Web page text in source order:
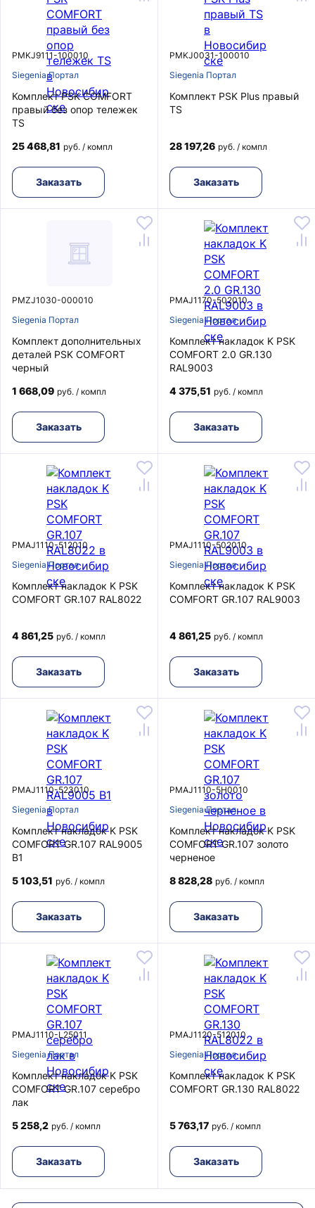
PMKJ9111-100010
Siegenia Портал
Комплект PSK COMFORT
правый без опор тележек
TS
25 468,81 руб. / компл
Заказать
PMKJ0031-100010
Siegenia Портал
Комплект PSK Plus правый
TS
28 197,26 руб. / компл
Заказать
PMZJ1030-000010
Siegenia Портал
Комплект дополнительных
деталей PSK COMFORT
черный
1 668,09 руб. / компл
Заказать
PMAJ1170-502010
Siegenia Портал
Комплект накладок K PSK
COMFORT 2.0 GR.130
RAL9003
4 375,51 руб. / компл
Заказать
PMAJ1110-512010
Siegenia Портал
Комплект накладок K PSK
COMFORT GR.107 RAL8022
4 861,25 руб. / компл
Заказать
PMAJ1110-502010
Siegenia Портал
Комплект накладок K PSK
COMFORT GR.107 RAL9003
4 861,25 руб. / компл
Заказать
PMAJ1110-523010
Siegenia Портал
Комплект накладок K PSK
COMFORT GR.107 RAL9005
B1
5 103,51 руб. / компл
Заказать
PMAJ1110-5H0010
Siegenia Портал
Комплект накладок K PSK
COMFORT GR.107 золото
черненое
8 828,28 руб. / компл
Заказать
PMAJ1110-L25011
Siegenia Портал
Комплект накладок K PSK
COMFORT GR.107 серебро
лак
5 258,2 руб. / компл
Заказать
PMAJ1120-512010
Siegenia Портал
Комплект накладок K PSK
COMFORT GR.130 RAL8022
5 763,17 руб. / компл
Заказать